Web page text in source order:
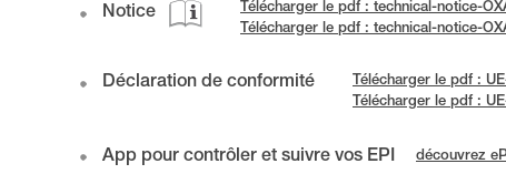
Notice
Télécharger le pdf : technical-notice-
Télécharger le pdf : technical-notice-
Déclaration de conformité
Télécharger le pdf :
Télécharger le pdf :
App pour contrôler et suivre vos EPI découvrez